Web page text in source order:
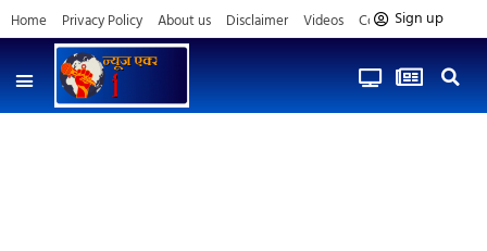
Home Privacy Policy About us Disclaimer Videos Contact us
Sign up